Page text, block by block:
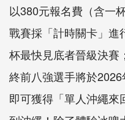
以380元報名費（含一
戰賽採「計時關卡」進
杯最快見底者晉級決賽
終前八強選手將於
即可獲得「單人沖繩來